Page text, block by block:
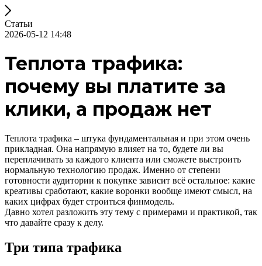
Статьи
2026-05-12 14:48
Теплота трафика:
почему вы платите за
клики, а продаж нет
Теплота трафика – штука фундаментальная и при этом очень
прикладная. Она напрямую влияет на то, будете ли вы
переплачивать за каждого клиента или сможете выстроить
нормальную технологию продаж. Именно от степени
готовности аудитории к покупке зависит всё остальное: какие
креативы сработают, какие воронки вообще имеют смысл, на
каких цифрах будет строиться финмодель.
Давно хотел разложить эту тему с примерами и практикой, так
что давайте сразу к делу.
Три типа трафика